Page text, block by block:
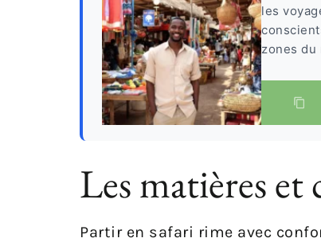
les
zones du
Les matières et
Partir en safari rime avec